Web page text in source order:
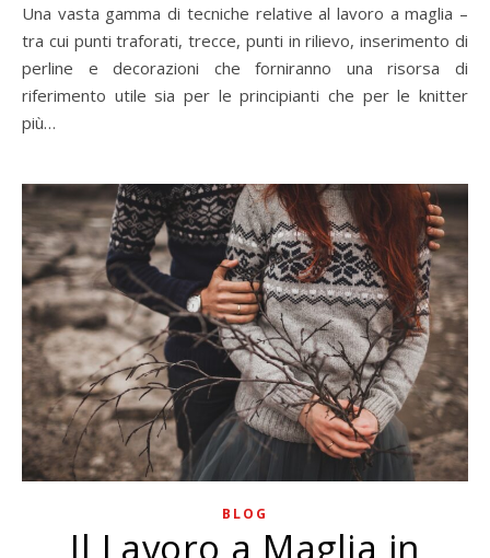
Una vasta gamma di tecniche relative al lavoro a maglia –
tra cui punti traforati, trecce, punti in rilievo, inserimento di
perline e decorazioni che forniranno una risorsa di
riferimento utile sia per le principianti che per le knitter
più…
BLOG
Il Lavoro a Maglia in